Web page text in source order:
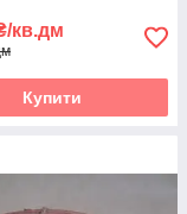
кв.дм
Купити